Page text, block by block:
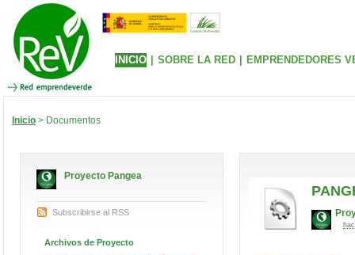
INICIO SOBRE LA RED EMPRENDEDORES
Inicio > Documentos
Proyecto Pangea
Subscribirse al RSS
Archivos de Proyecto